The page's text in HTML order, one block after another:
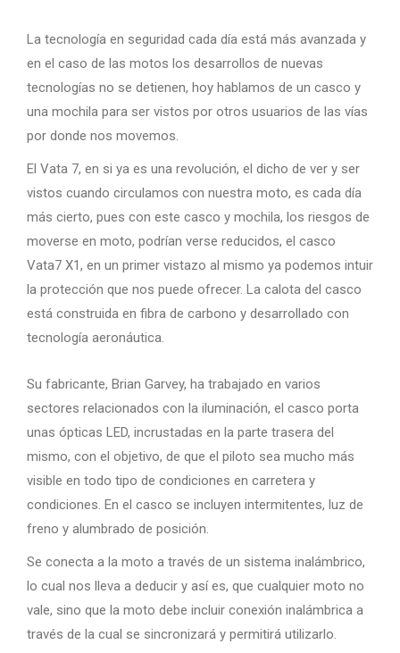
La tecnología en seguridad cada día está más avanzada y
en el caso de las motos los desarrollos de nuevas
tecnologías no se detienen, hoy hablamos de un casco y
una mochila para ser vistos por otros usuarios de las vías
por donde nos movemos.
El Vata 7, en si ya es una revolución, el dicho de ver y ser
vistos cuando circulamos con nuestra moto, es cada día
más cierto, pues con este casco y mochila, los riesgos de
moverse en moto, podrían verse reducidos, el casco
Vata7 X1, en un primer vistazo al mismo ya podemos intuir
la protección que nos puede ofrecer. La calota del casco
está construida en fibra de carbono y desarrollado con
tecnología aeronáutica.
Su fabricante, Brian Garvey, ha trabajado en varios
sectores relacionados con la iluminación, el casco porta
unas ópticas LED, incrustadas en la parte trasera del
mismo, con el objetivo, de que el piloto sea mucho más
visible en todo tipo de condiciones en carretera y
condiciones. En el casco se incluyen intermitentes, luz de
freno y alumbrado de posición.
Se conecta a la moto a través de un sistema inalámbrico,
lo cual nos lleva a deducir y así es, que cualquier moto no
vale, sino que la moto debe incluir conexión inalámbrica a
través de la cual se sincronizará y permitirá utilizarlo.